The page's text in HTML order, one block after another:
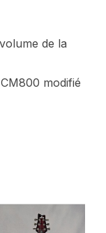
de la
modifié